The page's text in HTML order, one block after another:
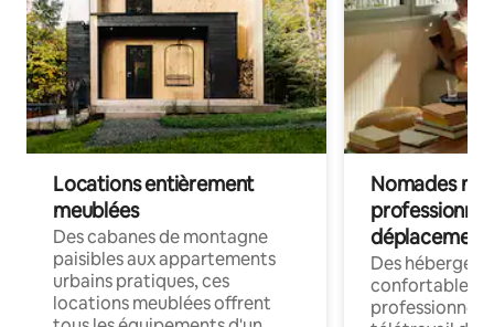
Locations entièrement
meublées
Des cabanes de montagne
paisibles aux appartements
urbains pratiques, ces
locations meublées offrent
Nomades
déplacement
Des
confortables
professionnels